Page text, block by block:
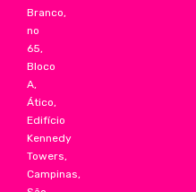
Branco,
no
65,
Bloco
A,
Ático,
Edifício
Kennedy
Towers,
Campinas,